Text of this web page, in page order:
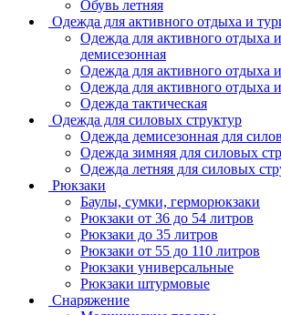
Обувь летняя
Одежда для активного отдыха и
Одежда для активного отдыха
демисезонная
Одежда для активного отдыха
Одежда для активного отдыха
Одежда тактическая
Одежда для силовых структур
Одежда демисезонная для
Одежда зимняя для силовых
Одежда летняя для силовых
Рюкзаки
Баулы, сумки, герморюкзаки
Рюкзаки от 36 до 54 литров
Рюкзаки до 35 литров
Рюкзаки от 55 до 110 литров
Рюкзаки универсальные
Рюкзаки штурмовые
Снаряжение